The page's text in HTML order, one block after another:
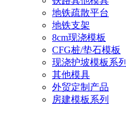
地铁疏散平台
地铁支架
8cm现浇模板
CFG桩/垫石模板
现浇护坡模板系列
其他模具
外贸定制产品
房建模板系列